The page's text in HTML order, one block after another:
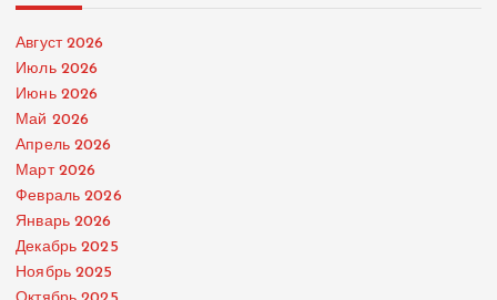
Август 2026
Июль 2026
Июнь 2026
Май 2026
Апрель 2026
Март 2026
Февраль 2026
Январь 2026
Декабрь 2025
Ноябрь 2025